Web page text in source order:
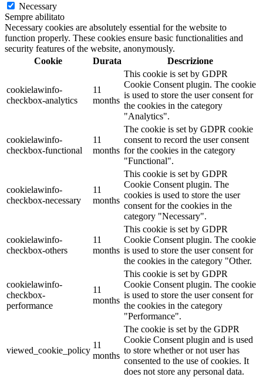
Necessary
Sempre abilitato
Necessary cookies are absolutely essential for the website to
function properly. These cookies ensure basic functionalities and
security features of the website, anonymously.
Cookie
Durata Descrizione
cookielawinfo-
checkbox-analytics
11
months
This cookie is set by GDPR
Cookie Consent plugin. The cookie
is used to store the user consent for
the cookies in the category
"Analytics".
cookielawinfo-
checkbox-functional
11
months
The cookie is set by GDPR cookie
consent to record the user consent
for the cookies in the category
"Functional".
cookielawinfo-
checkbox-necessary
11
months
This cookie is set by GDPR
Cookie Consent plugin. The
cookies is used to store the user
consent for the cookies in the
category "Necessary".
cookielawinfo-
checkbox-others
11
months
This cookie is set by GDPR
Cookie Consent plugin. The cookie
is used to store the user consent for
the cookies in the category "Other.
cookielawinfo-
checkbox-
performance
11
months
This cookie is set by GDPR
Cookie Consent plugin. The cookie
is used to store the user consent for
the cookies in the category
"Performance".
viewed_cookie_policy
11
months
The cookie is set by the GDPR
Cookie Consent plugin and is used
to store whether or not user has
consented to the use of cookies. It
does not store any personal data.